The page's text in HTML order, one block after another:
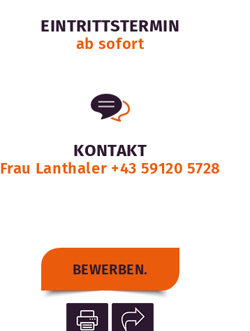
EINTRITTSTERMIN
ab sofort
KONTAKT
Frau Lanthaler +43 59120 5728
BEWERBEN.